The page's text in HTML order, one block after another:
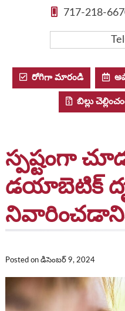
717-218-
రోగిగా మారండి
బిల్లు
స్పష్టంగా
డయాబెటిక్
Posted on డిసెంబర్ 9, 2024